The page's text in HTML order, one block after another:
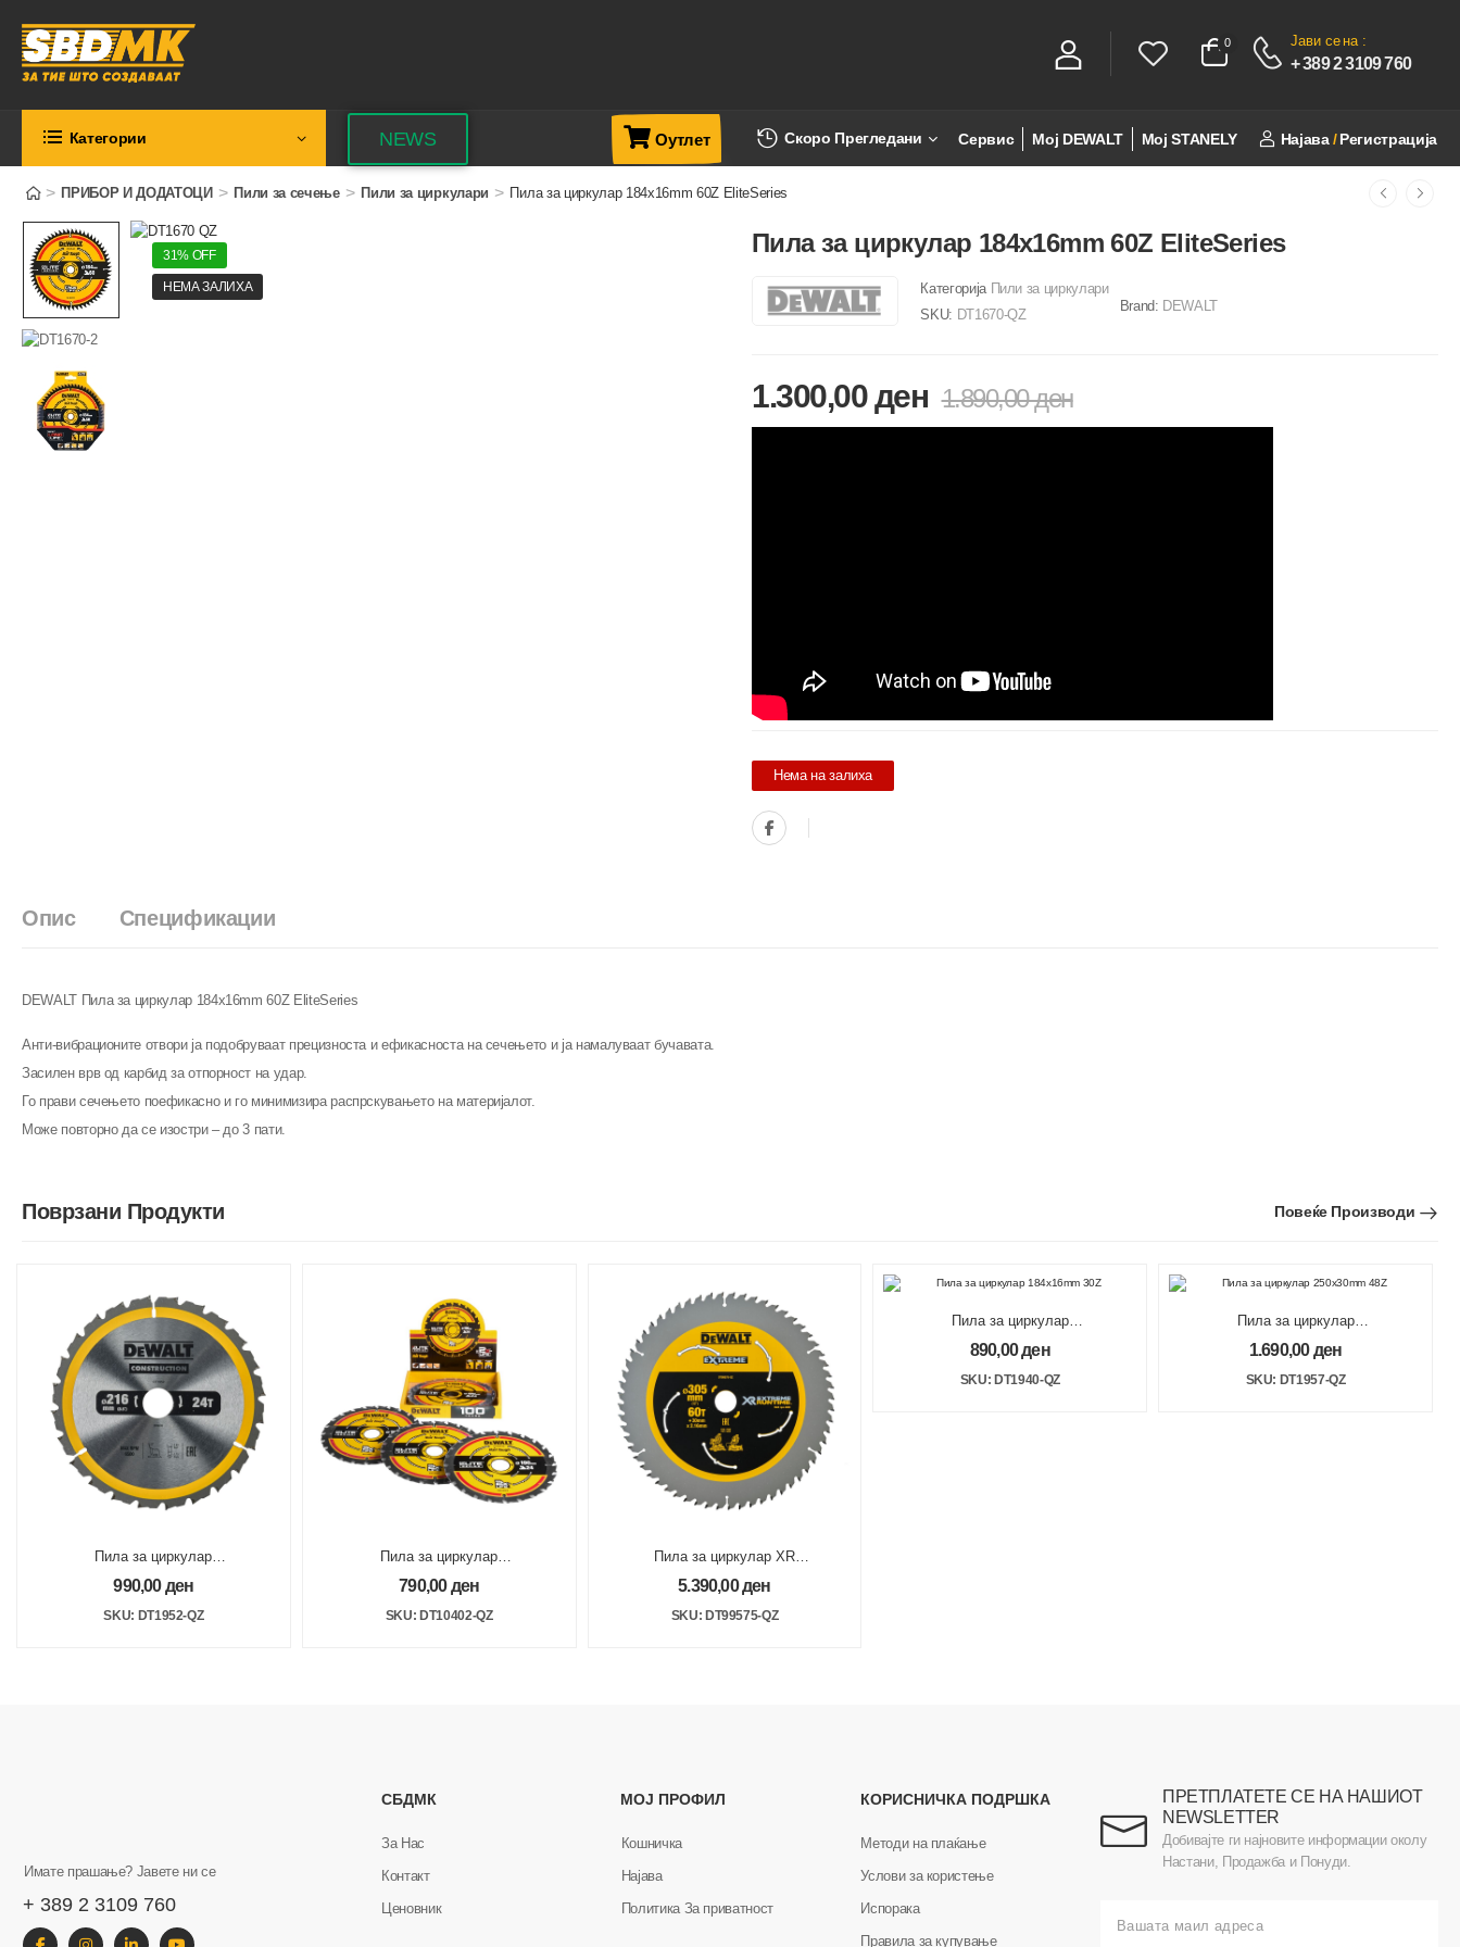
0 0 Јави се на :
+ 389 2 3109 760
Категории NEWS Оутлет Скоро Прегледани Сервис Мој DEWALT Мој STANELY Најава / Регистрација
> ПРИБОР И ДОДАТОЦИ > Пили за сечење > Пили за циркулари > Пила за циркулар 184x16mm 60Z EliteSeries
31% OFF
НЕМА ЗАЛИХА
Пила за циркулар 184x16mm 60Z EliteSeries
Категорија Пили за циркулари
SKU: DT1670-QZ
Brand: DEWALT
1.300,00ден 1.890,00ден
Нема на залиха
Опис Спецификации
DEWALT Пила за циркулар 184x16mm 60Z EliteSeries
Анти-вибрационите отвори ја подобруваат прецизноста и ефикасноста на сечењето и ја намалуваат бучавата.
Засилен врв од карбид за отпорност на удар.
Го прави сечењето поефикасно и го минимизира распрскувањето на материјалот.
Може повторно да се изостри – до 3 пати.
Поврзани Продукти Повеќе Производи
Пила за циркулар
216x30mm 24Z
990,00ден
SKU: DT1952-QZ
Пила за циркулар
190х30mm 24Z EliteSeries
790,00ден
SKU: DT10402-QZ
Пила за циркулар XR
305mm x 30mm 60T Flexvolt
5.390,00ден
SKU: DT99575-QZ
Пила за циркулар
184x16mm 30Z
890,00ден
SKU: DT1940-QZ
Пила за циркулар
250x30mm 48Z
1.690,00ден
SKU: DT1957-QZ
ПРЕТПЛАТЕТЕ СЕ НА НАШИОТ
NEWSLETTER
Добивајте ги најновите информации околу
Настани, Продажба и Понуди.
Имате прашање? Јавете ни се
+ 389 2 3109 760
СБДМК
За Нас
Контакт
Ценовник
МОЈ ПРОФИЛ
Кошничка
Најава
Политика За приватност
КОРИСНИЧКА ПОДРШКА
Методи на плаќање
Услови за користење
Испорака
Правила за купување